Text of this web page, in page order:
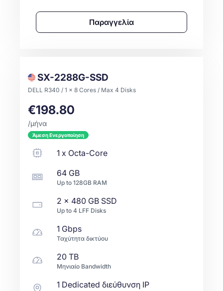
Παραγγελία
SX-2288G-SSD
DELL R340 / 1 x 8 Cores / Max 4 Disks
€198.80
/μήνα
Άμεση Ενεργοποίηση
1 x Octa-Core
64 GB
Up to 128GB RAM
2 x 480 GB SSD
Up to4 LFF Disks
1 Gbps
Ταχύτητα δικτύου
20 TB
Μηνιαίο Bandwidth
1 Dedicated διεύθυνση IP